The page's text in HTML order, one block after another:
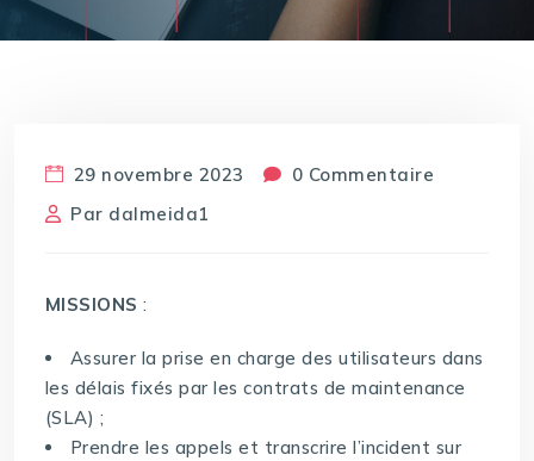
29 novembre 2023
0 Commentaire
Par dalmeida1
MISSIONS:
Assurer la prise en charge des utilisateurs dans
les délais fixés par les contrats de maintenance
(SLA) ;
Prendre les appels et transcrire l’incident sur